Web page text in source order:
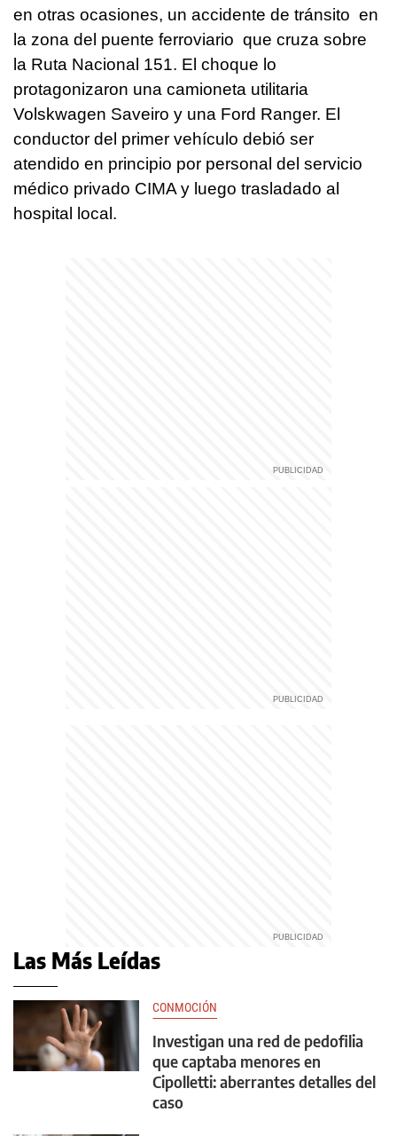
en otras ocasiones, un accidente de tránsito en
la zona del puente ferroviario que cruza sobre
la Ruta Nacional 151. El choque lo
protagonizaron una camioneta utilitaria
Volskwagen Saveiro y una Ford Ranger. El
conductor del primer vehículo debió ser
atendido en principio por personal del servicio
médico privado CIMA y luego trasladado al
hospital local.
Las Más Leídas
CONMOCIÓN
Investigan una red de pedofilia
que captaba menores en
Cipolletti: aberrantes detalles del
caso